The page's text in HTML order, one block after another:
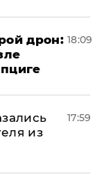
дрон: 18:09
из
17:59